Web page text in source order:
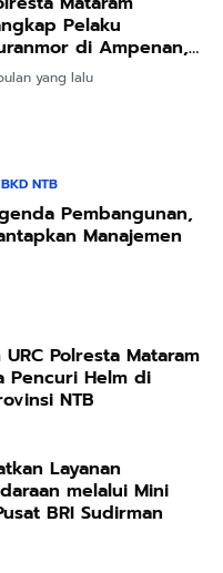
Pelaku
di Ampenan,
Paket Sabu
Penggeledahan
yang lalu
NTB
Pembangunan,
Manajemen
Polresta Mataram
Pencuri Helm di
NTB
Layanan
melalui Mini
BRI Sudirman